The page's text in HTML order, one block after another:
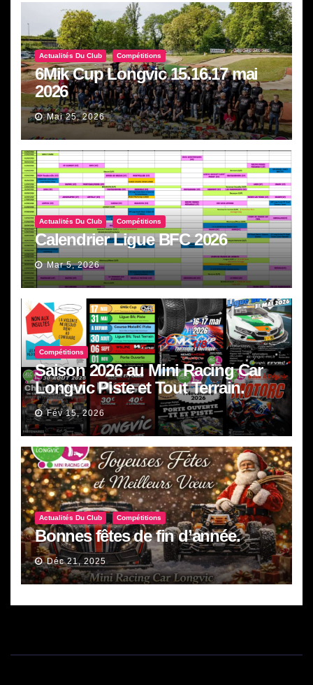
Actualités Du Club Compétitions
6Mik Cup Longvic 15.16.17 mai
2026
Mai 25, 2026
Actualités Du Club Compétitions
Calendrier Ligue BFC 2026
Mar 5, 2026
Compétitions
Saison 2026 au Mini Racing Car
Longvic Piste et Tout Terrain.
Fév 15, 2026
Actualités Du Club Compétitions
Bonnes fêtes de fin d’année.
Déc 21, 2025